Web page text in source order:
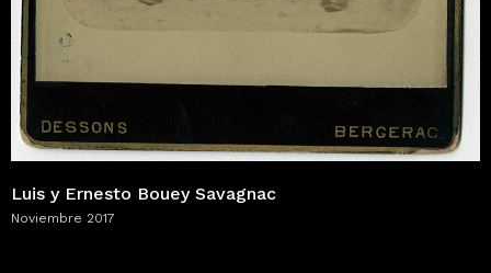
Luis y Ernesto Bouey Savagnac
Noviembre 2017